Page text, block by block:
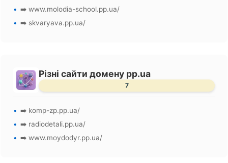
➡️ www.molodia-school.pp.ua/
➡️ skvaryava.pp.ua/
Різні сайти домену pp.ua
7
➡️ komp-zp.pp.ua/
➡️ radiodetali.pp.ua/
➡️ www.moydodyr.pp.ua/